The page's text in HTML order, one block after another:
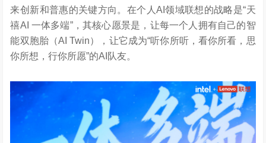
来创新和普惠的关键方向。在个人AI领域联想的战略是“天
禧AI 一体多端”，其核心愿景是，让每一个人拥有自己的智
能双胞胎（AI Twin），让它成为“听你所听，看你所看，思
你所想，行你所愿”的AI队友。